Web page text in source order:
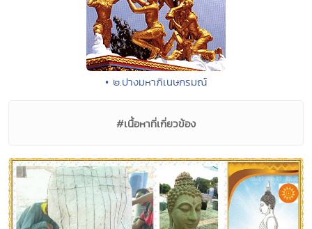
• ๒.ปางมหาภิเนษกรมณ์
#เนื้อหาที่เกี่ยวข้อง